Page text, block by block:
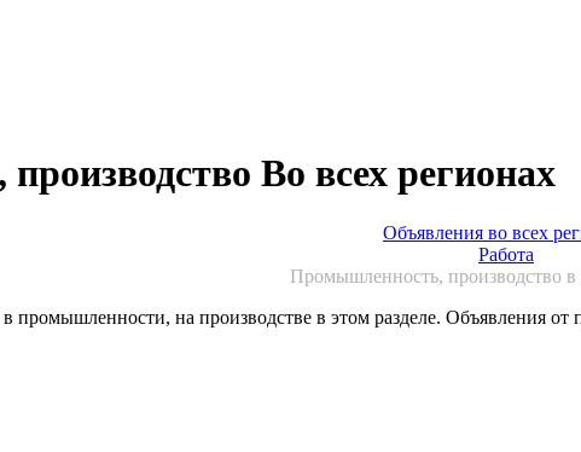
Во всех регионах
Объявления во всех
Работа
Промышленность, производство в
на производстве в этом разделе. Объявления от